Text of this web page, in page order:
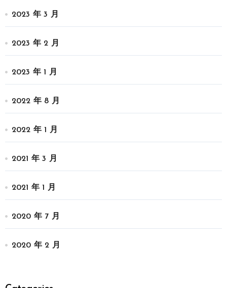
2023 年 3 月
2023 年 2 月
2023 年 1 月
2022 年 8 月
2022 年 1 月
2021 年 3 月
2021 年 1 月
2020 年 7 月
2020 年 2 月